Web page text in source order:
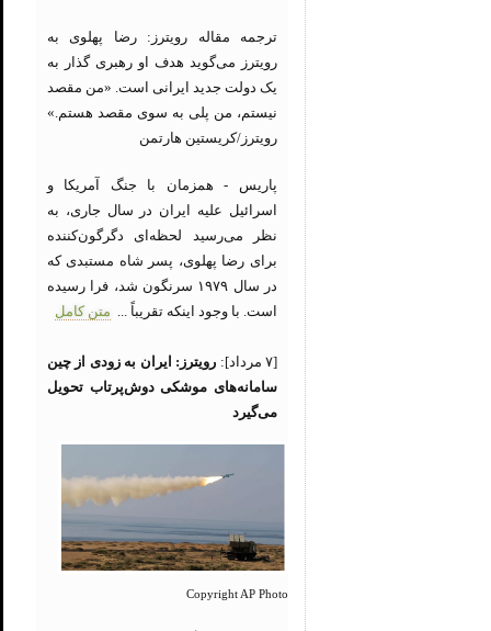
ترجمه مقاله رویترز: رضا پهلوی به
رویترز می‌گوید هدف او رهبری گذار به
یک دولت جدید ایرانی است. «من مقصد
نیستم، من پلی به سوی مقصد هستم.»
رویترز/کریستین هارتمن
پاریس - همزمان با جنگ آمریکا و
اسرائیل علیه ایران در سال جاری، به
نظر می‌رسید لحظه‌ای دگرگون‌کننده
برای رضا پهلوی، پسر شاه مستبدی که
در سال ۱۹۷۹ سرنگون شد، فرا رسیده
است. با وجود اینکه تقریباً ... متن کامل
[۷ مرداد]:
رویترز: ایران به زودی از چین
سامانه‌های موشکی دوش‌پرتاب تحویل
می‌گیرد
Copyright AP Photo